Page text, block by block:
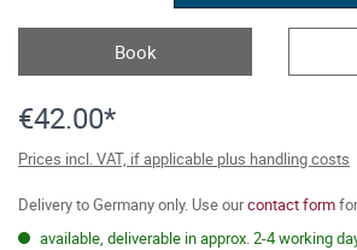
Book
€42.00*
Prices incl. VAT, if applicable plus handling costs
Delivery to Germany only. Use ourcontact form
available, deliverable in approx. 2-4 working